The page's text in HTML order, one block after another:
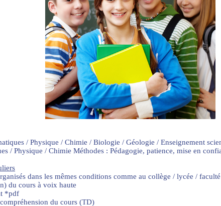
/ Physique / Chimie / Biologie / Géologie / Enseignement
/ Physique / Chimie Méthodes : Pédagogie, patience, mise en
dans les mêmes conditions comme au collège / lycée / faculté
du cours à voix haute
*pdf
du cours (TD)